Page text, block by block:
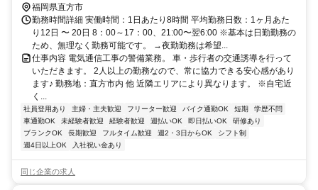
福岡県直方市
勤務時間詳細 実働時間：1日あたり8時間 平均勤務日数：1ヶ月あた
り12日 〜 20日 8：00～17：00、21:00〜翌6:00 ※基本は日勤勤務の
ため、無理なく勤務可能です。 →夜勤勤務は希望...
仕事内容 電気通信工事の警備業務。 車・歩行者の交通誘導を行って
いただきます。 2人以上の勤務なので、常に協力できる安心感があり
ます♪ 勤務地：直方市内 他 近隣エリアにより異なります。 ※自宅近
く...
社員登用あり 主婦・主夫歓迎 フリーター歓迎 バイク通勤OK 短期
学歴不問
車通勤OK
未経験者歓迎 経験者歓迎 週払いOK 即日払いOK
研修あり
ブランクOK
長期歓迎 フルタイム歓迎 週2・3日からOK
シフト制
週4日以上OK
入社祝い金あり
同じ企業の求人